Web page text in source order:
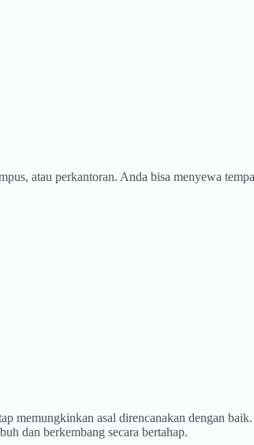
atau perkantoran. Anda bisa menyewa
memungkinkan asal direncanakan dengan
dan berkembang secara bertahap.